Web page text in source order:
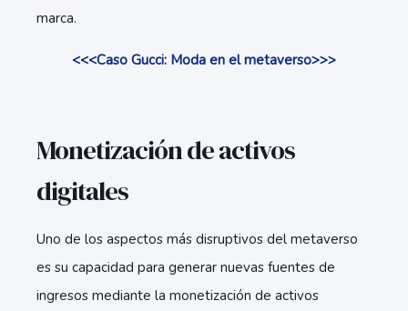
marca.
<<<Caso Gucci: Moda en el metaverso>>>
Monetización de activos
digitales
Uno de los aspectos más disruptivos del metaverso
es su capacidad para generar nuevas fuentes de
ingresos mediante la monetización de activos